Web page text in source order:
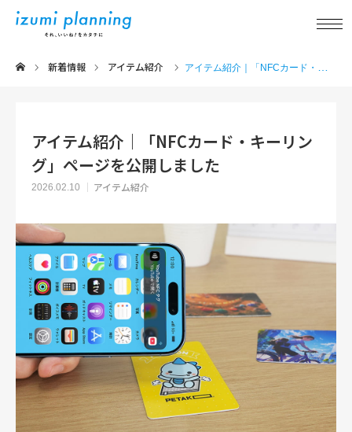
新着情報 アイテム紹介 アイテム紹介｜「NFCカード・キーリング」ページを公開しました
アイテム紹介｜「NFCカード・キーリン
グ」ページを公開しました
2026.02.10 アイテム紹介
新着情報
実績紹介
品質について
企業情報
採用情報
お問い合わせ